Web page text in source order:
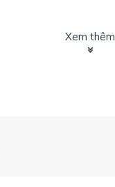
Xem thêm